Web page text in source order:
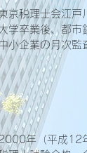
京税理士会江
学卒業後、都市
小企業の月次監
年（平成12